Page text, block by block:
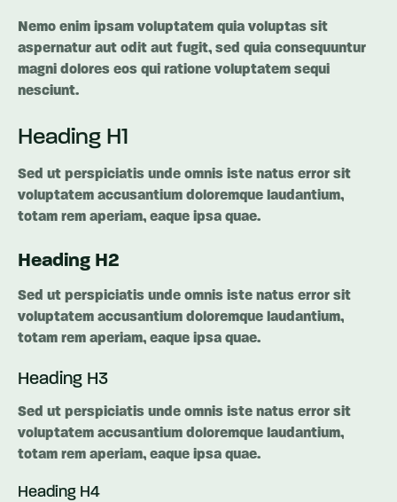
Nemo enim ipsam voluptatem quia voluptas sit
aspernatur aut odit aut fugit, sed quia consequuntur
magni dolores eos qui ratione voluptatem sequi
nesciunt.
Heading H1
Sed ut perspiciatis unde omnis iste natus error sit
voluptatem accusantium doloremque laudantium,
totam rem aperiam, eaque ipsa quae.
Heading H2
Sed ut perspiciatis unde omnis iste natus error sit
voluptatem accusantium doloremque laudantium,
totam rem aperiam, eaque ipsa quae.
Heading H3
Sed ut perspiciatis unde omnis iste natus error sit
voluptatem accusantium doloremque laudantium,
totam rem aperiam, eaque ipsa quae.
Heading H4